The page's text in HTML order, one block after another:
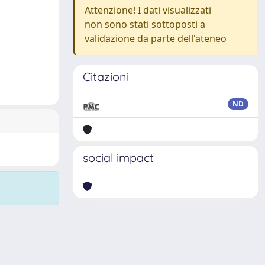
Attenzione! I dati visualizzati
non sono stati sottoposti a
validazione da parte dell'ateneo
Citazioni
ND
social impact